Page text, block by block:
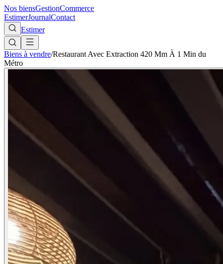
Nos biensGestionCommerce
EstimerJournalContact
Estimer
Biens à vendre/Restaurant Avec Extraction 420 Mm À 1 Min du
Métro